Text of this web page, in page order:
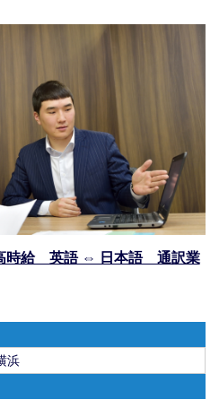
時給 英語 ⇔ 日本語 通訳業
浜